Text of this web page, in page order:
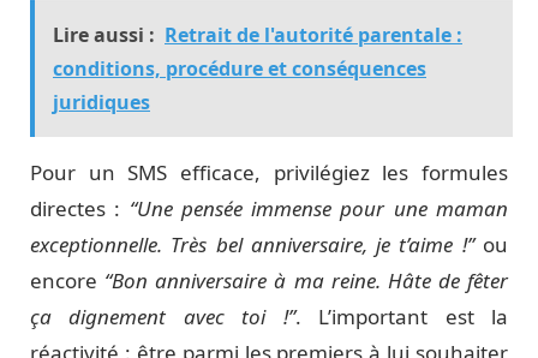
Lire aussi : Retrait de l'autorité parentale :
conditions, procédure et conséquences
juridiques
Pour un SMS efficace, privilégiez les formules
directes : “Une pensée immense pour une maman
exceptionnelle. Très bel anniversaire, je t’aime !”ou
encore “Bon anniversaire à ma reine. Hâte de fêter
ça dignement avec toi !”. L’important est la